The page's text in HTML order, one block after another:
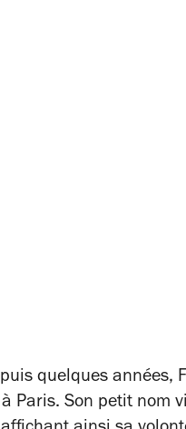
quelques années,
Paris. Son petit nom